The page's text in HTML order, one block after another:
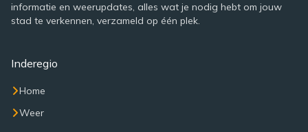
informatie en weerupdates, alles wat je nodig hebt om jouw
stad te verkennen, verzameld op één plek.
Inderegio
Home
Weer